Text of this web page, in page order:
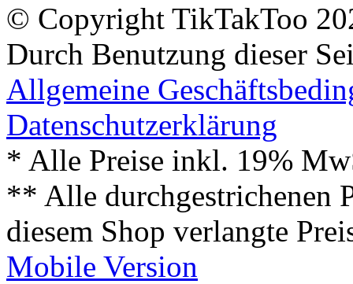
© Copyright TikTakToo
Durch Benutzung dieser
Allgemeine
Datenschutzerklärung
* Alle Preise inkl. 19%
** Alle durchgestrichenen
diesem Shop verlangte
Mobile Version